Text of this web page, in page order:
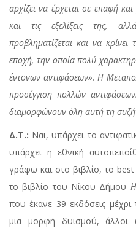
αρχίζει να έρχεται σε επαφή
και τις εξελίξεις της,
προβληματίζεται και να
εποχή, την οποία πολύ
έντονων αντιφάσεων». Η
προσέγγιση πολλών
διαμορφώνουν όλη αυτή τη
Δ.Τ.: Ναι, υπάρχει το
υπάρχει η εθνική
γράφω και στο βιβλίο, το best
το βιβλίο του Νίκου Δήμου
που έκανε 39 εκδόσεις
μια μορφή δυισμού,